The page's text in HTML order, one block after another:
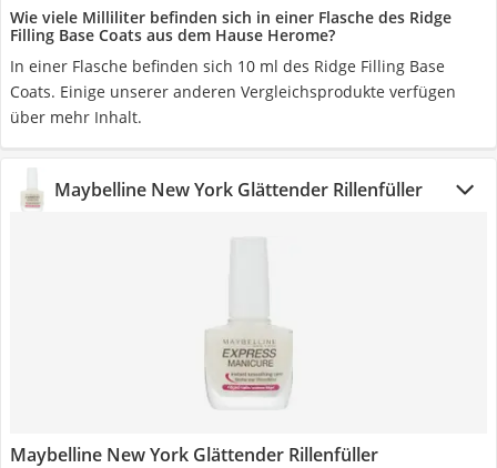
Wie viele Milliliter befinden sich in einer Flasche des Ridge
Filling Base Coats aus dem Hause Herome?
In einer Flasche befinden sich 10 ml des Ridge Filling Base
Coats. Einige unserer anderen Vergleichsprodukte verfügen
über mehr Inhalt.
Maybelline New York Glättender Rillenfüller
Maybelline New York Glättender Rillenfüller